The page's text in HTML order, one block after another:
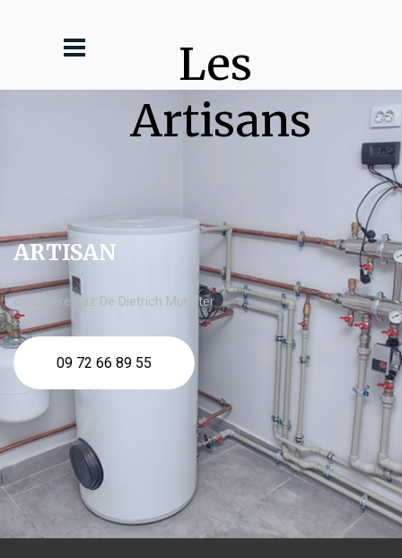
Les
Artisans
ARTISAN
chaudière gaz De Dietrich Munster
09 72 66 89 55